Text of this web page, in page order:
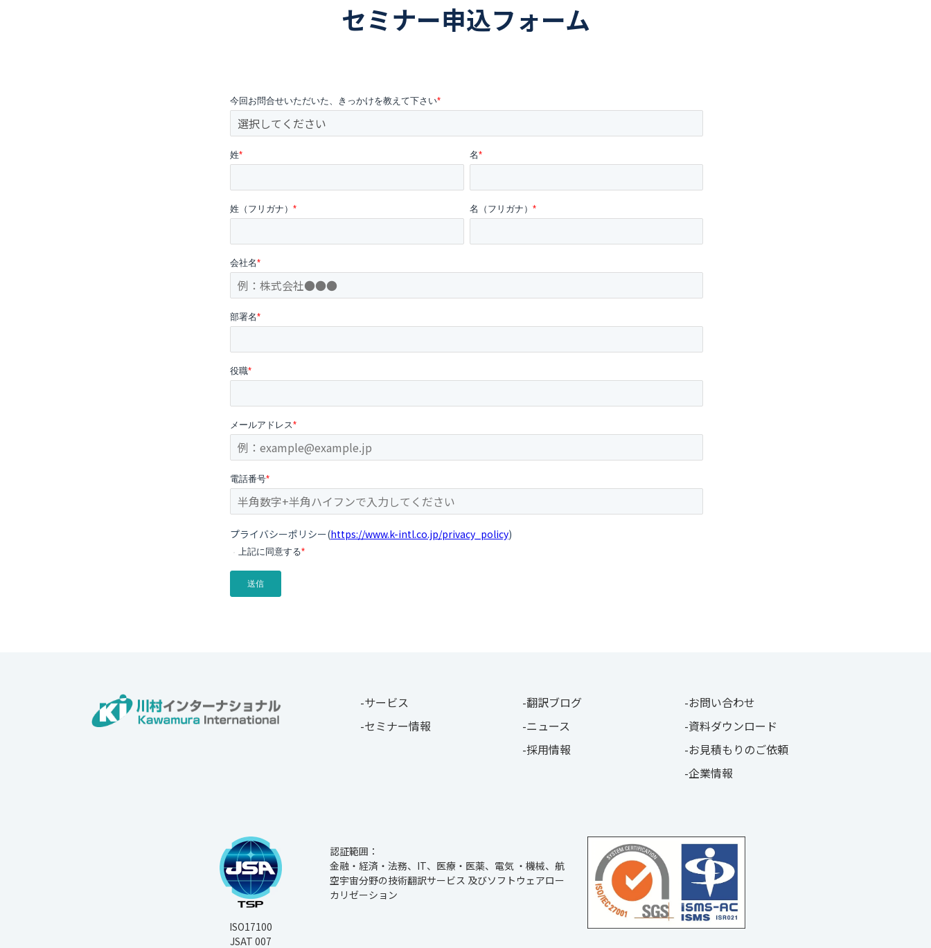
セミナー申込フォーム
今回お問合せいただいた、きっかけを教えて下さい*
姓* 名*
姓（フリガナ） * 名（フリガナ） *
会社名*
部署名*
役職*
メールアドレス*
電話番号*
プライバシーポリシー(https://www.k-intl.co.jp/privacy_policy)
上記に同意する*
サービス
セミナー情報
翻訳ブログ
ニュース
採用情報
お問い合わせ
資料ダウンロード
お見積もりのご依頼
企業情報
ISO17100
JSAT 007
認証範囲：
金融・経済・法務、IT、医療・医薬、電気 ・機械、航
空宇宙分野の技術翻訳サービス 及びソフトウェアロー
カリゼーション